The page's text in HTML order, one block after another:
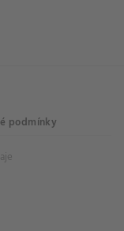
podmínky